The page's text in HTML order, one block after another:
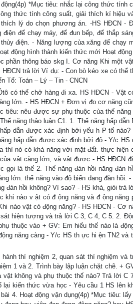
*Mục tiêu: nhắc lại công thức tính
thức tính công suất, giải thích kí hiệu
lý do chọn phương án. -HS HĐCN -
để chạy máy, để đun bếp, để thắp
điện. - Năng lượng của xăng để chạy
động hình thành kiến thức mới Hoạt
thông báo skg I. Cơ năng Khi một
trả lời Ví dụ: - Con bò kéo xe có thể
Tổ: Toán – Lý – Tin - CNCN
có thể chở hàng đi xa. HS HĐCN - Vật
lớn. - HS HĐCN + Đơn vị đo cơ năng
tiêu: nêu được sự phụ thuộc của thế
năng thảo luận C1. 1. Thế năng hấp
dẫn được xác định bởi yếu h P tố
hấp dẫn được xác định bởi độ - Y/c HS
nó có khả năng với mặt đất. thực hiện
vật càng lớn, và vật được - HS HĐCN
là thế 2. Thế năng đàn hồi năng đàn
lớn. thế năng vào độ biến dạng đàn hồi.
đàn hồi không? Vì sao? - HS khá, giỏi trả
khi nào v ật có đ ộng năng và đ ộng
nào vật có động năng? - HS HĐCN - Cơ
hiện tượng và trả lời C 3, C 4, C 5. 2.
thuộc vào + GV: Em hiểu thế nào là
năng càng - Y/c HS th ực hi ện TN2 và
thí nghiệm 2, quan sát thí nghiệm và
1 và 2. Trình bày lập luận chặt chẽ. +
không và phụ thuộc thế nào? Trả lời C
kiến thức vừa học - Yêu cầu 1 HS lên
4. Hoạt động vận dụng(4p) *Mục tiêu: